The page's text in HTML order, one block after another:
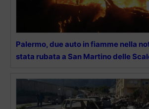
Palermo, due auto in fiamme nella
stata rubata a San Martino delle